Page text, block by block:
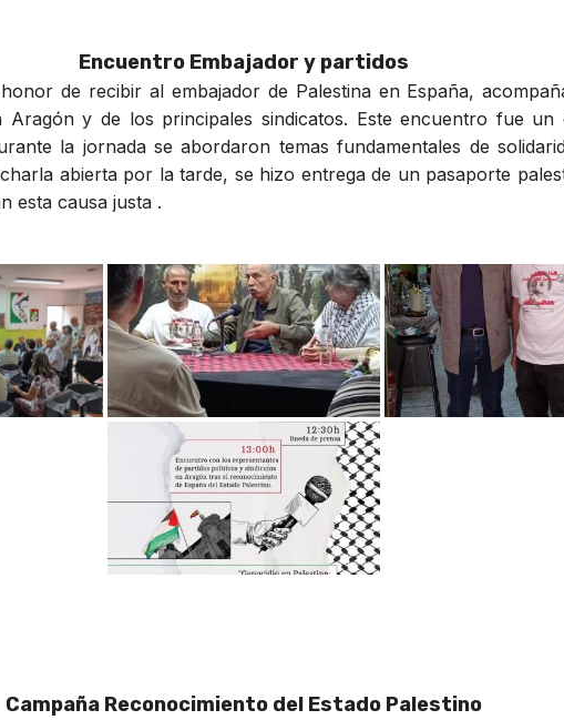
Encuentro Embajador y partidos
de recibir al embajador de Palestina en España,
Aragón y de los principales sindicatos. Este encuentro fue
la jornada se abordaron temas fundamentales de
abierta por la tarde, se hizo entrega de un pasaporte
esta causa justa .
Campaña Reconocimiento del Estado Palestino